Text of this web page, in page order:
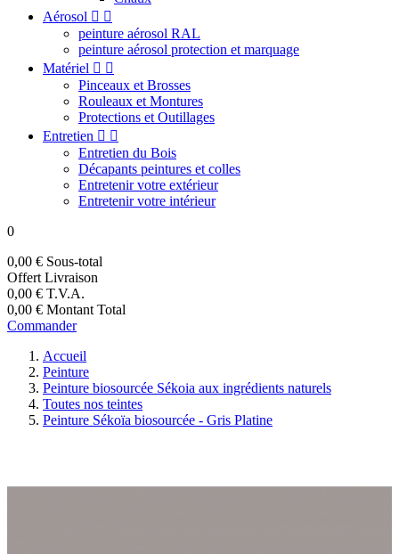
Aérosol  
peinture aérosol RAL
peinture aérosol protection et marquage
Matériel  
Pinceaux et Brosses
Rouleaux et Montures
Protections et Outillages
Entretien  
Entretien du Bois
Décapants peintures et colles
Entretenir votre extérieur
Entretenir votre intérieur
0
0,00 € Sous-total
Offert Livraison
0,00 € T.V.A.
0,00 € Montant Total
Commander
Accueil
Peinture
Peinture biosourcée Sékoia aux ingrédients naturels
Toutes nos teintes
Peinture Sékoïa biosourcée - Gris Platine